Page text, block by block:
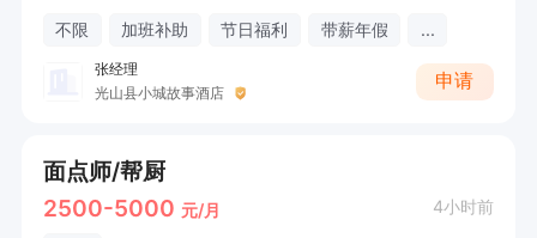
不限 加班补助 节日福利 带薪年假 ...
张经理
光山县小城故事酒店
申请
面点师/帮厨
2500-5000 元/月 4小时前